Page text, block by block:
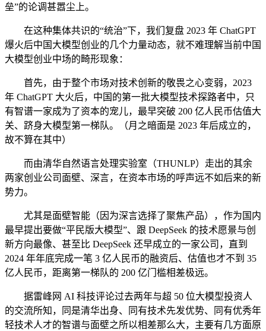
垒”的论调甚嚣尘上。
在这种集体共识的“统治”下，我们复盘 2023 年 ChatGPT
爆火后中国大模型创业的几个力量动态，就不难理解当前中国
大模型创业中场的畸形现象：
首先，由于整个市场对技术创新的敬畏之心变弱，2023
年 ChatGPT 大火后，中国的第一批大模型技术探路者中，只
有智谱一家成为了资本的宠儿，最早突破 200 亿人民币估值大
关、跻身大模型第一梯队。（月之暗面是 2023 年后成立的，
故不算在其中）
而由清华自然语言处理实验室（THUNLP）走出的其余
两家创业公司面壁、深言，在资本市场的呼声远不如后来的新
势力。
尤其是面壁智能（因为深言选择了聚焦产品），作为国内
最早提出要做“平民版大模型”、跟 DeepSeek 的技术愿景与创
新方向最像、甚至比 DeepSeek 还早成立的一家公司，直到
2024 年年底完成一笔 3 亿人民币的融资后、估值也才不到 35
亿人民币，距离第一梯队的 200 亿门槛相差极远。
据雷峰网 AI 科技评论过去两年与超 50 位大模型投资人
的交流所知，同是清华出身、同有技术先发优势、同有优秀年
轻技术人才的智谱与面壁之所以相差那么大，主要有几方面原